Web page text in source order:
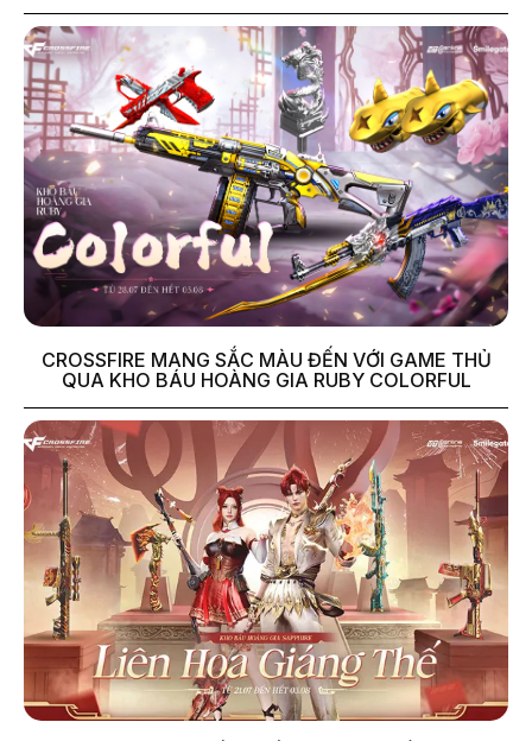
CROSSFIRE MANG SẮC MÀU ĐẾN VỚI GAME THỦ
QUA KHO BÁU HOÀNG GIA RUBY COLORFUL